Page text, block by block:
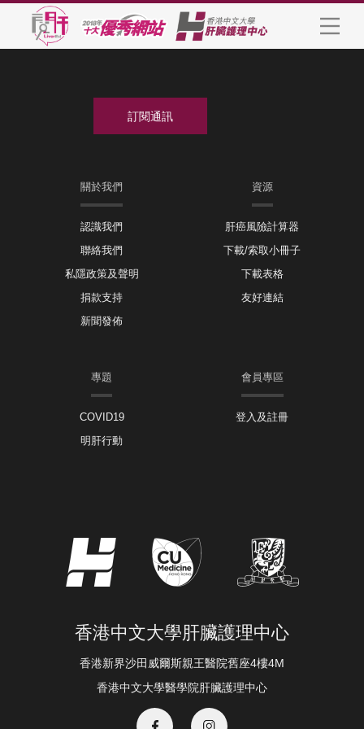
關於我們
認識我們
聯絡我們
私隱政策及聲明
捐款支持
新聞發佈
資源
肝癌風險計算器
下載/索取小冊子
下載表格
友好連結
專題
COVID19
明肝行動
會員專區
登入及註冊
香港中文大學肝臟護理中心
香港新界沙田威爾斯親王醫院舊座4樓4M
香港中文大學醫學院肝臟護理中心